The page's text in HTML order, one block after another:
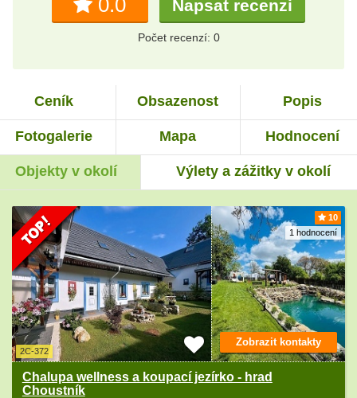
Napsat recenzi
Počet recenzí: 0
Ceník Obsazenost Popis
Fotogalerie Mapa Hodnocení
Objekty v okolí Výlety a zážitky v okolí
10
1 hodnocení
2C-372
Chalupa wellness a koupací jezírko - hrad
Choustník
Zobrazit kontakty